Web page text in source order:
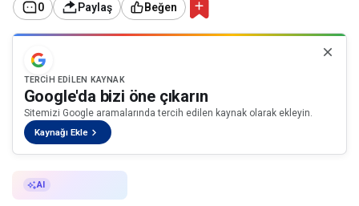
0 Paylaş Beğen
TERCIH EDILEN KAYNAK
Google'da bizi öne çıkarın
Sitemizi Google aramalarında tercih edilen kaynak olarak ekleyin.
Kaynağı Ekle
AI